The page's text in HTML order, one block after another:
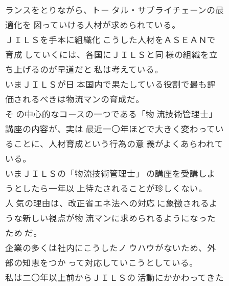
ランスをとりながら、トー タル・サプライチェーンの最
適化を 図っていける人材が求められている。
ＪＩＬＳを手本に組織化 こうした人材をＡＳＥＡＮで
育成 していくには、各国にＪＩＬＳと同 様の組織を立
ち上げるのが早道だと 私は考えている。
いまＪＩＬＳが日 本国内で果たしている役割で最も評
価されるべきは物流マンの育成だ。
そ の中心的なコースの一つである「物 流技術管理士」
講座の内容が、実は 最近一〇年ほどで大きく変わってい
ることに、人材育成という行為の意 義がよくあらわれて
いる。
いまＪＩＬＳの「物流技術管理士」 の講座を受講しよ
うとしたら一年以 上待たされることが珍しくない。
人 気の理由は、改正省エネ法への対応 に象徴されるよ
うな新しい視点が物 流マンに求められるようになった
ため だ。
企業の多くは社内にこうしたノ ウハウがないため、外
部の知恵をつか って対応していこうとしている。
私は二〇年以上前からＪＩＬＳの 活動にかかわってきた